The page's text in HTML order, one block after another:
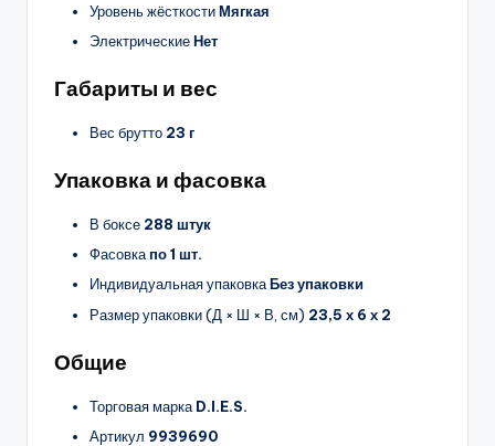
Уровень жёсткостиМягкая
ЭлектрическиеНет
Габариты и вес
Вес брутто 23 г
Упаковка и фасовка
В боксе 288 штук
Фасовкапо 1 шт.
Индивидуальная упаковкаБез упаковки
Размер упаковки (Д × Ш × В, см) 23,5 х 6 х 2
Общие
Торговая марка D.I.E.S.
Артикул 9939690